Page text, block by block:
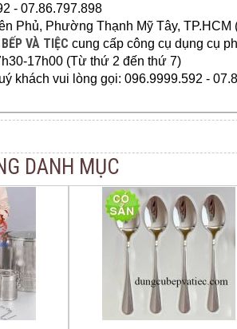
- 07.86.797.898
Phủ, Phường Thạnh Mỹ Tây, TP.HCM
VÀ TIỆC cung cấp công cụ dụng cụ
17h00 (Từ thứ 2 đến thứ 7)
khách vui lòng gọi: 096.9999.592 -
DANH MỤC